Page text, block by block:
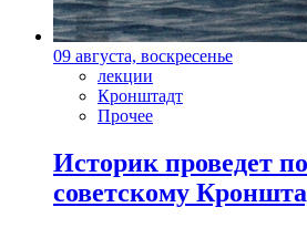
09 августа, воскресенье
лекции
Кронштадт
Прочее
Историк проведет
советскому